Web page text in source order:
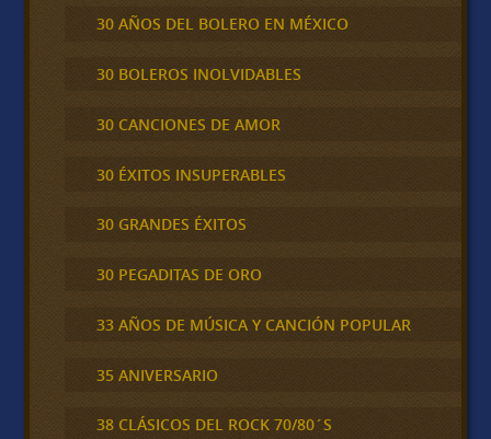
30 AÑOS DEL BOLERO EN MÉXICO
30 BOLEROS INOLVIDABLES
30 CANCIONES DE AMOR
30 ÉXITOS INSUPERABLES
30 GRANDES ÉXITOS
30 PEGADITAS DE ORO
33 AÑOS DE MÚSICA Y CANCIÓN POPULAR
35 ANIVERSARIO
38 CLÁSICOS DEL ROCK 70/80´S